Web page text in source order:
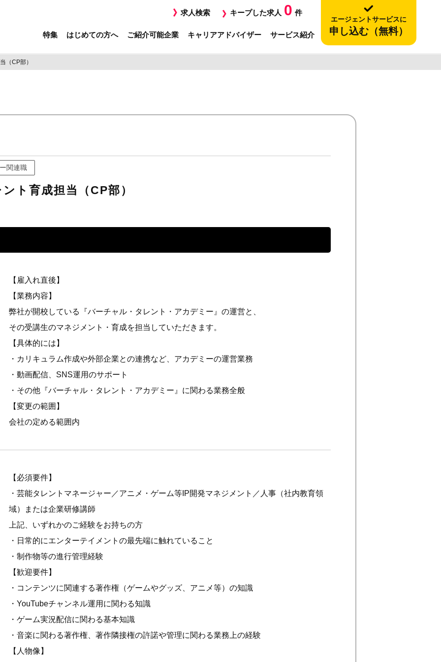
求人検索 キープした求人 0 件
特集 はじめての方へ ご紹介可能企業 キャリアアドバイザー サービス紹介
エージェントサービスに
申し込む（無料）
（CP部）
関連職
ト育成担当（CP部）
【雇入れ直後】
【業務内容】
弊社が開校している『バーチャル・タレント・アカデミー』の運営と、
その受講生のマネジメント・育成を担当していただきます。
【具体的には】
・カリキュラム作成や外部企業との連携など、アカデミーの運営業務
・動画配信、SNS運用のサポート
・その他『バーチャル・タレント・アカデミー』に関わる業務全般
【変更の範囲】
会社の定める範囲内
【必須要件】
・芸能タレントマネージャー／アニメ・ゲーム等IP開発マネジメント／人事（社内教育領
域）または企業研修講師
上記、いずれかのご経験をお持ちの方
・日常的にエンターテイメントの最先端に触れていること
・制作物等の進行管理経験
【歓迎要件】
・コンテンツに関連する著作権（ゲームやグッズ、アニメ等）の知識
・YouTubeチャンネル運用に関わる知識
・ゲーム実況配信に関わる基本知識
・音楽に関わる著作権、著作隣接権の許諾や管理に関わる業務上の経験
【人物像】